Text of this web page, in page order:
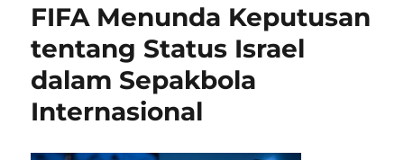
FIFA Menunda Keputusan
tentang Status Israel
dalam Sepakbola
Internasional